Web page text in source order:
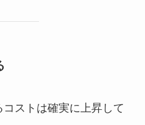
ストは確実に上昇して